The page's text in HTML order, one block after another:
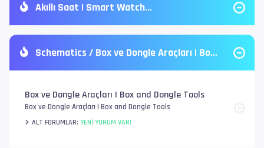
Akıllı Saat | Smart Watch
Schematics / Box ve Dongle Araçları | Box
and Dongle Tools
Box ve Dongle Araçları | Box and Dongle Tools
Box ve Dongle Araçları | Box and Dongle Tools
ALT FORUMLAR: YENI YORUM VAR!